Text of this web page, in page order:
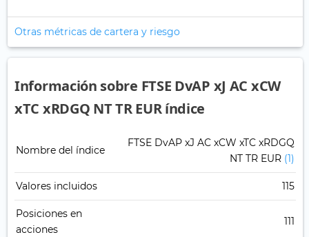
Otras métricas de cartera y riesgo
Información sobre FTSE DvAP xJ AC xCW
xTC xRDGQ NT TR EUR índice
Nombre del índice
FTSE DvAP xJ AC xCW xTC xRDGQ
NT TR EUR (1)
Valores incluidos 115
Posiciones en
acciones
111